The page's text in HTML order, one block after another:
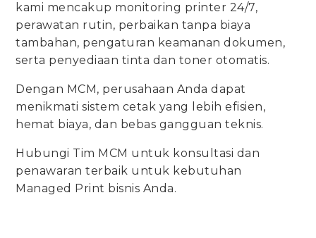
kami mencakup monitoring printer 24/7,
perawatan rutin, perbaikan tanpa biaya
tambahan, pengaturan keamanan dokumen,
serta penyediaan tinta dan toner otomatis.
Dengan MCM, perusahaan Anda dapat
menikmati sistem cetak yang lebih efisien,
hemat biaya, dan bebas gangguan teknis.
Hubungi Tim MCM untuk konsultasi dan
penawaran terbaik untuk kebutuhan
Managed Print bisnis Anda.